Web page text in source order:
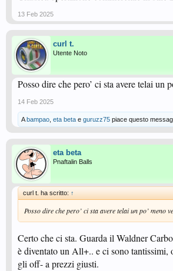
13 Feb 2025
curl t.
Utente Noto
Posso dire che pero’ ci sta avere telai un
14 Feb 2025
Abampao eta beta e guruzz75 piace questo
eta beta
Pnaftalin Balls
curl t. ha scritto: ↑
Posso dire che pero’ ci sta avere telai un po’ meno
Certo che ci sta. Guarda il Waldner
è diventato un All+.. e ci sono tantissimi,
gli off- a prezzi giusti.